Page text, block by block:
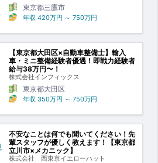
東京都三鷹市
年収 420万円 ～ 750万円
【東京都大田区×自動車整備士】輸入
車・ミニ整備経験者優遇！即戦力経験者
給与38万円〜！
株式会社インフィックス
東京都大田区
年収 350万円 ～ 750万円
不安なことは何でも聞いてください！先
輩スタッフが優しく教えます！【東京都
立川市×メカニック】
株式会社 西東京イエローハット